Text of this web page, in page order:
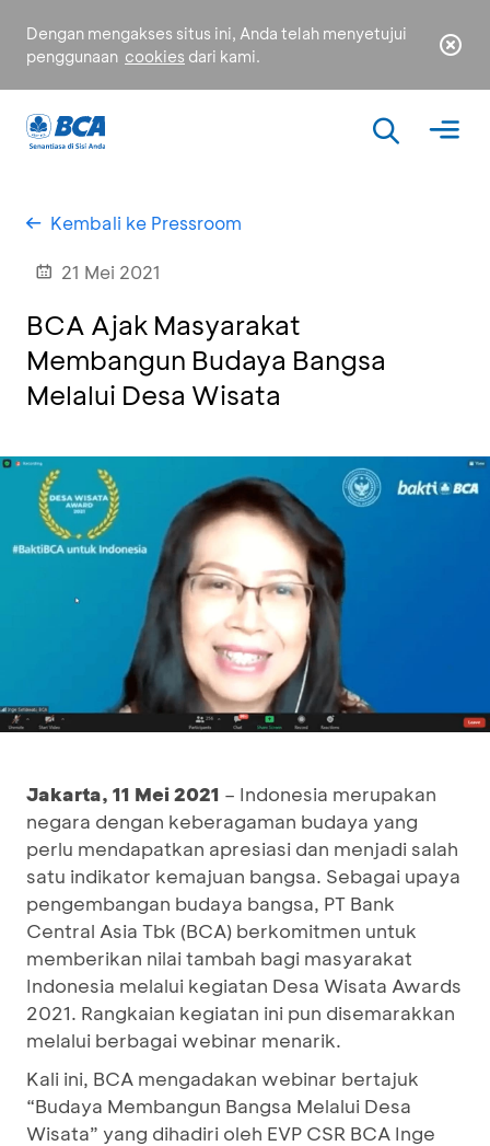
Dengan mengakses situs ini, Anda telah menyetujui
penggunaan cookies dari kami.
Kembali ke Pressroom
21 Mei 2021
BCA Ajak Masyarakat
Membangun Budaya Bangsa
Melalui Desa Wisata
Jakarta, 11 Mei 2021 – Indonesia merupakan
negara dengan keberagaman budaya yang
perlu mendapatkan apresiasi dan menjadi salah
satu indikator kemajuan bangsa. Sebagai upaya
pengembangan budaya bangsa, PT Bank
Central Asia Tbk (BCA) berkomitmen untuk
memberikan nilai tambah bagi masyarakat
Indonesia melalui kegiatan Desa Wisata Awards
2021. Rangkaian kegiatan ini pun disemarakkan
melalui berbagai webinar menarik.
Kali ini, BCA mengadakan webinar bertajuk
“Budaya Membangun Bangsa Melalui Desa
Wisata” yang dihadiri oleh EVP CSR BCA Inge